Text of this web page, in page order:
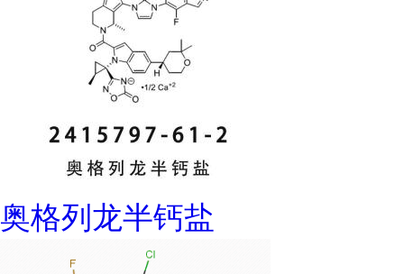
奥格列龙半钙盐